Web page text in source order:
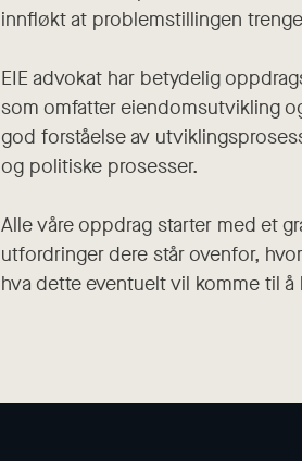
innfløkt at problemstillingen
EIE advokat har betydelig
som omfatter eiendomsutvikling
god forståelse av
og politiske prosesser.
Alle våre oppdrag starter med et
utfordringer dere står ovenfor,
hva dette eventuelt vil komme til å